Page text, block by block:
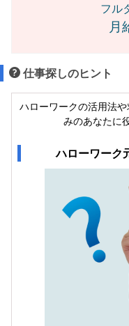
フル
月
仕事探しのヒント
ハローワークの活用法
みのあなたに
ハローワーク